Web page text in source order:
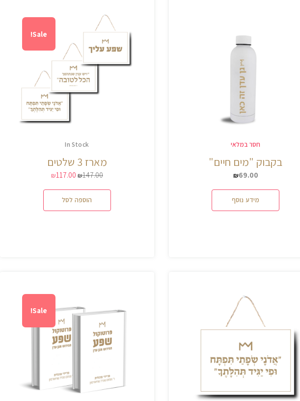
חסר במלאי
בקבוק "מים חיים"
₪69.00
מידע נוסף
Sale!
In Stock
מארז 3 שלטים
₪147.00
₪117.00
הוספה לסל
Sale!